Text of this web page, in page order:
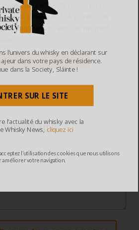
marines et médicinales pour
de la fumée, de la légèreté, un
simpliste, et avec un rapport
l’univers du whisky en déclarant sur
dans votre pays de résidence.
dans la Society, Sláinte !
SUR LE SITE
l’utilisation des cookies que nous utilisons
améliorer votre navigation.
l’actualité du whisky avec la
Whisky News, cliquez ici